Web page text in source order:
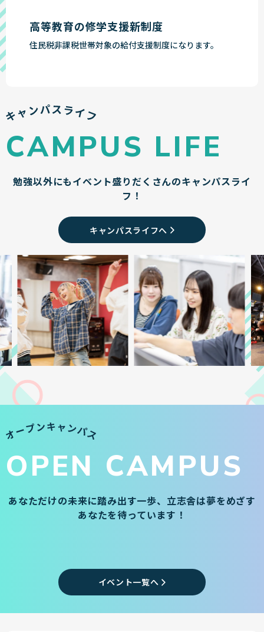
高等教育の修学支援新制度
住民税非課税世帯対象の給付支援制度になります。
CAMPUS LIFE
勉強以外にもイベント盛りだくさんのキャンパスライ
フ！
キャンパスライフへ
OPEN CAMPUS
あなただけの未来に踏み出す一歩、 立志舎は夢をめざす
あなたを待っています！
イベント一覧へ